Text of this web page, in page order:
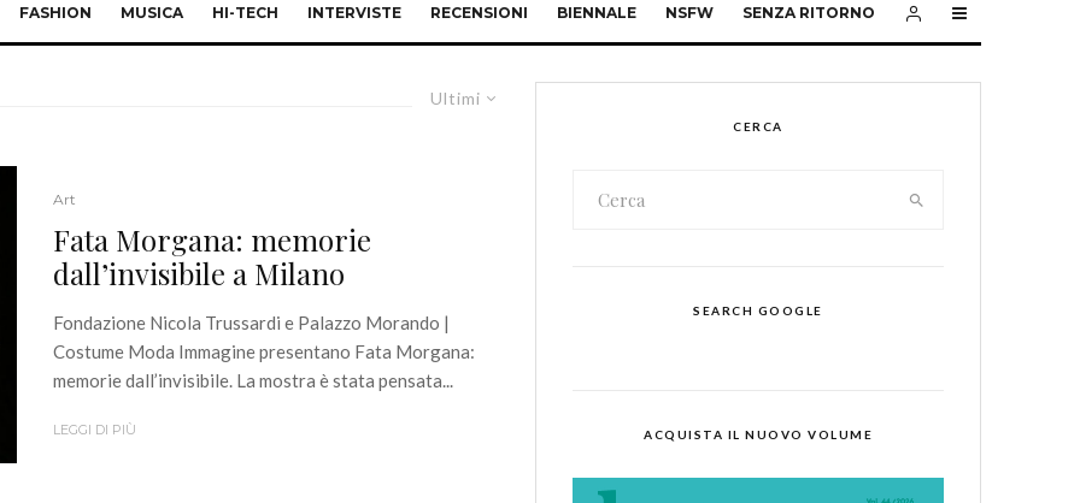
FASHION MUSICA HI-TECH INTERVISTE RECENSIONI BIENNALE NSFW SENZA RITORNO
Ultimi
Art
Fata Morgana: memorie
dall’invisibile a Milano
Fondazione Nicola Trussardi e Palazzo Morando |
Costume Moda Immagine presentano Fata Morgana:
memorie dall’invisibile. La mostra è stata pensata...
LEGGI DI PIÙ
CERCA
SEARCH GOOGLE
ACQUISTA IL NUOVO VOLUME